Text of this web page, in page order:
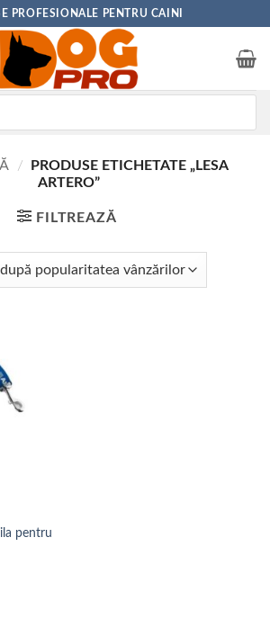
PROFESIONALE PENTRU CAINI
/
PRODUSE ETICHETATE „LESA
ARTERO”
FILTREAZĂ
pentru